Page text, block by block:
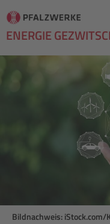
ENERGIE
Bildnachweis: